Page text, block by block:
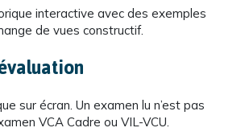
interactive avec des exemples
de vues constructif.
sur écran. Un examen lu n’est pas
VCA Cadre ou VIL-VCU.